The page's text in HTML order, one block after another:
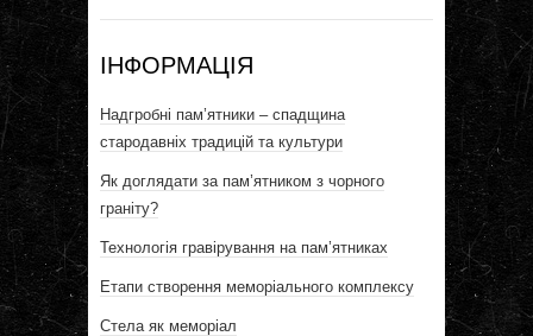
ІНФОРМАЦІЯ
Надгробні пам’ятники – спадщина
стародавніх традицій та культури
Як доглядати за пам’ятником з чорного
граніту?
Технологія гравірування на пам’ятниках
Етапи створення меморіального комплексу
Стела як меморіал